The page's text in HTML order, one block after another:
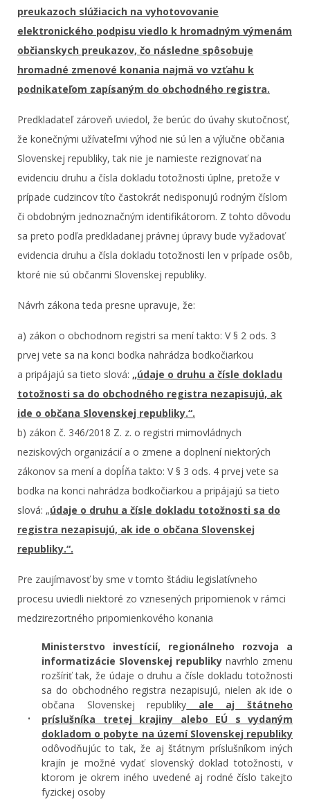
preukazoch slúžiacich na vyhotovovanie
elektronického podpisu viedlo k hromadným výmenám
občianskych preukazov, čo následne spôsobuje
hromadné zmenové konania najmä vo vzťahu k
podnikateľom zapísaným do obchodného registra.
Predkladateľ zároveň uviedol, že berúc do úvahy skutočnosť,
že konečnými užívateľmi výhod nie sú len a výlučne občania
Slovenskej republiky, tak nie je namieste rezignovať na
evidenciu druhu a čísla dokladu totožnosti úplne, pretože v
prípade cudzincov títo častokrát nedisponujú rodným číslom
či obdobným jednoznačným identifikátorom. Z tohto dôvodu
sa preto podľa predkladanej právnej úpravy bude vyžadovať
evidencia druhu a čísla dokladu totožnosti len v prípade osôb,
ktoré nie sú občanmi Slovenskej republiky.
Návrh zákona teda presne upravuje, že:
a) zákon o obchodnom registri sa mení takto: V § 2 ods. 3
prvej vete sa na konci bodka nahrádza bodkočiarkou
a pripájajú sa tieto slová: „údaje o druhu a čísle dokladu
totožnosti sa do obchodného registra nezapisujú, ak
ide o občana Slovenskej republiky.“.
b) zákon č. 346/2018 Z. z. o registri mimovládnych
neziskových organizácií a o zmene a doplnení niektorých
zákonov sa mení a dopĺňa takto: V § 3 ods. 4 prvej vete sa
bodka na konci nahrádza bodkočiarkou a pripájajú sa tieto
slová: „údaje o druhu a čísle dokladu totožnosti sa do
registra nezapisujú, ak ide o občana Slovenskej
republiky.“.
Pre zaujímavosť by sme v tomto štádiu legislatívneho
procesu uviedli niektoré zo vznesených pripomienok v rámci
medzirezortného pripomienkového konania
Ministerstvo investícií, regionálneho rozvoja a
informatizácie Slovenskej republiky navrhlo zmenu
rozšíriť tak, že údaje o druhu a čísle dokladu totožnosti
sa do obchodného registra nezapisujú, nielen ak ide o
občana Slovenskej republiky ale aj štátneho
príslušníka tretej krajiny alebo EÚ s vydaným
dokladom o pobyte na území Slovenskej republiky
odôvodňujúc to tak, že aj štátnym príslušníkom iných
krajín je možné vydať slovenský doklad totožnosti, v
ktorom je okrem iného uvedené aj rodné číslo takejto
fyzickej osoby